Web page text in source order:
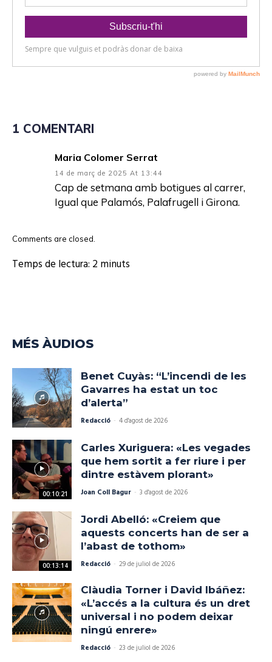
1 COMENTARI
Maria Colomer Serrat
14 de març de 2025 At 13:44
Cap de setmana amb botigues al carrer,
Igual que Palamós, Palafrugell i Girona.
Comments are closed.
Temps de lectura: 2minuts
MÉS ÀUDIOS
Benet Cuyàs: “L’incendi de les
Gavarres ha estat un toc
d’alerta”
Redacció - 4 d'agost de 2026
00:10:21
Carles Xuriguera: «Les vegades
que hem sortit a fer riure i per
dintre estàvem plorant»
Joan Coll Bagur - 3 d'agost de 2026
00:13:14
Jordi Abelló: «Creiem que
aquests concerts han de ser a
l’abast de tothom»
Redacció - 29 de juliol de 2026
Clàudia Torner i David Ibáñez:
«L’accés a la cultura és un dret
universal i no podem deixar
ningú enrere»
Redacció - 23 de juliol de 2026